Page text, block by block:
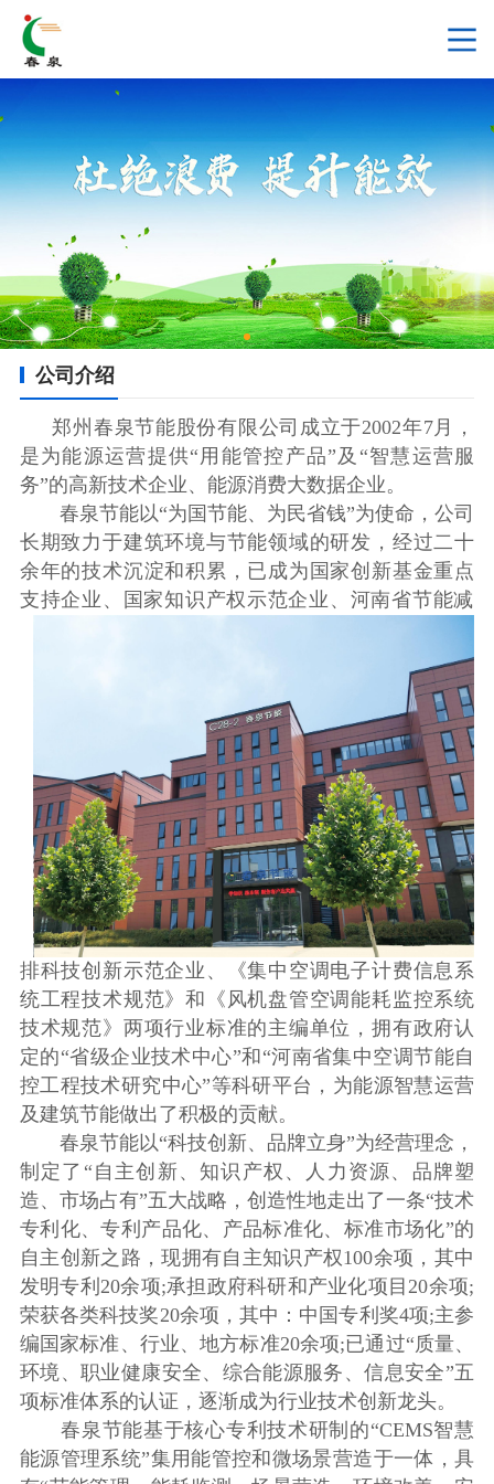
公司介绍
郑州春泉节能股份有限公司成立于2002年7月，
是为能源运营提供“用能管控产品”及“智慧运营服
务”的高新技术企业、能源消费大数据企业。
春泉节能以“为国节能、为民省钱”为使命，公司
长期致力于建筑环境与节能领域的研发，经过二十
余年的技术沉淀和积累，已成为国家创新基金重点
支持企业、国家知识产权示范企业、河南省节能减
排科技创新示范企业、《集中空调电子计费信息系
统工程技术规范》和《风机盘管空调能耗监控系统
技术规范》两项行业标准的主编单位，拥有政府认
定的“省级企业技术中心”和“河南省集中空调节能自
控工程技术研究中心”等科研平台，为能源智慧运营
及建筑节能做出了积极的贡献。
春泉节能以“科技创新、品牌立身”为经营理念，
制定了“自主创新、知识产权、人力资源、品牌塑
造、市场占有”五大战略，创造性地走出了一条“技术
专利化、专利产品化、产品标准化、标准市场化”的
自主创新之路，现拥有自主知识产权100余项，其中
发明专利20余项;承担政府科研和产业化项目20余项;
荣获各类科技奖20余项，其中：中国专利奖4项;主参
编国家标准、行业、地方标准20余项;已通过“质量、
环境、职业健康安全、综合能源服务、信息安全”五
项标准体系的认证，逐渐成为行业技术创新龙头。
春泉节能基于核心专利技术研制的“CEMS智慧
能源管理系统”集用能管控和微场景营造于一体，具